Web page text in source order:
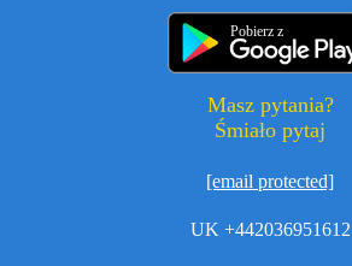
Pobierz z
Masz pytania?
Śmiało pytaj
[email protected]
UK +442036951612